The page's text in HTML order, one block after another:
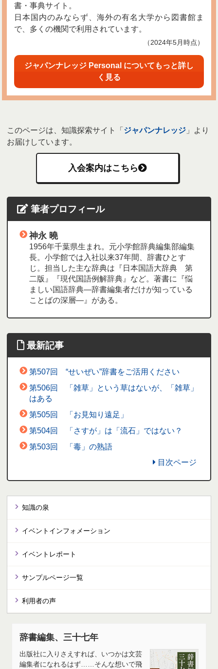
書・事典サイト。
日本国内のみならず、海外の有名大学から図書館ま
で、多くの機関で利用されています。
（2024年5月時点）
ジャパンナレッジ Personal についてもっと詳し
く見る
このページは、知識探索サイト「 ジャパンナレッジ 」より
お届けしています。
入会案内はこちら
筆者プロフィール
神永 曉
1956年千葉県生まれ。元小学館辞典編集部編集
長。小学館では入社以来37年間、辞書ひとす
じ。担当した主な辞典は『日本国語大辞典 第
二版』『現代国語例解辞典』など。著書に『悩
ましい国語辞典―辞書編集者だけが知っている
ことばの深層―』がある。
最新記事
第507回 “せいぜい”辞書をご活用ください
第506回 「雑草」という草はないが、「雑草」
はある
第505回 「お見知り遠足」
第504回 「さすが」は「流石」ではない？
第503回 「毒」の熟語
目次ページ
知識の泉
イベントインフォメーション
イベントレポート
サンプルページ一覧
利用者の声
辞書編集、三十七年
出版社に入りさえすれば、いつかは文芸
編集者になれるはず……そんな想いで飛